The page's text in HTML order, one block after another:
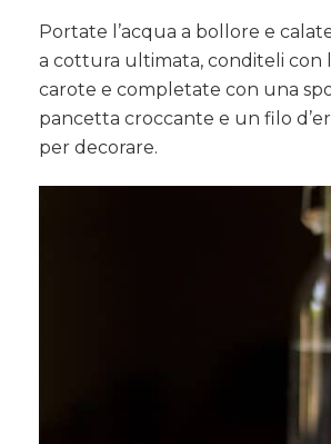
Portate l’acqua a bollore e
a cottura ultimata, conditeli con
carote e completate con una
pancetta croccante e un filo
per decorare.